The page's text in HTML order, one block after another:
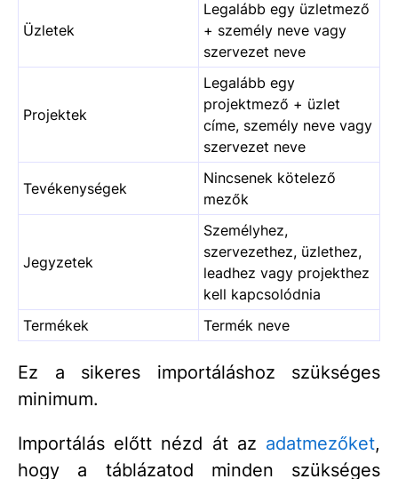
Üzletek
Legalább egy üzletmező
+ személy neve vagy
szervezet neve
Projektek
Legalább egy
projektmező + üzlet
címe, személy neve vagy
szervezet neve
Tevékenységek
Nincsenek kötelező
mezők
Jegyzetek
Személyhez,
szervezethez, üzlethez,
leadhez vagy projekthez
kell kapcsolódnia
Termékek
Termék neve
Ez a sikeres importáláshoz szükséges
minimum.
Importálás előtt nézd át az adatmezőket,
hogy a táblázatod minden szükséges